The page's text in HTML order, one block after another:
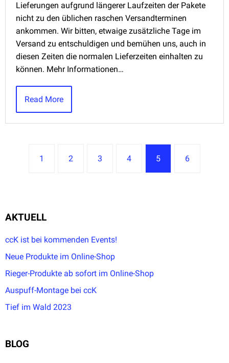
Lieferungen aufgrund längerer Laufzeiten der Pakete
nicht zu den üblichen raschen Versandterminen
ankommen. Wir bitten, etwaige zusätzliche Tage im
Versand zu entschuldigen und bemühen uns, auch in
diesen Zeiten die normalen Lieferzeiten einhalten zu
können. Mehr Informationen…
Read More
1 2 3 4 5 6
AKTUELL
ccK ist bei kommenden Events!
Neue Produkte im Online-Shop
Rieger-Produkte ab sofort im Online-Shop
Auspuff-Montage bei ccK
Tief im Wald 2023
BLOG